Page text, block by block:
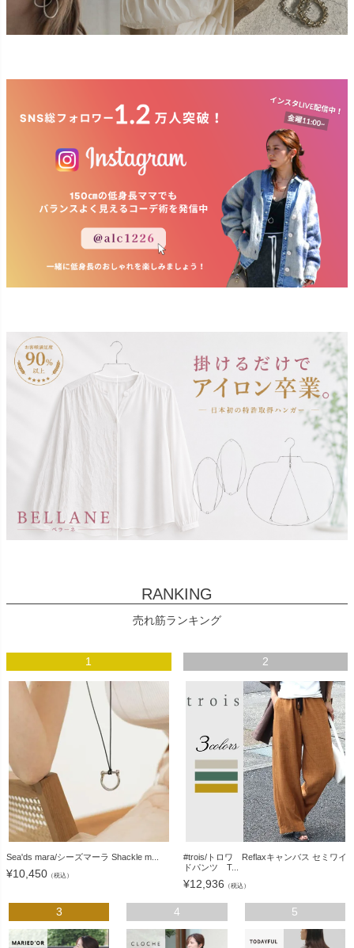
RANKING
売れ筋ランキング
1
Sea'ds mara/シーズマーラ Shackle m...
¥10,450 （税込）
2
#trois/トロワ Reflaxキャンバス セミワイ
ドパンツ T...
¥12,936 （税込）
3 4 5